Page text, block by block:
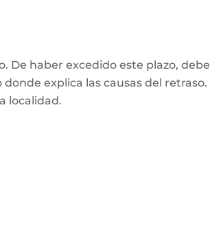
De haber excedido este plazo, debe
explica las causas del retraso.
localidad.